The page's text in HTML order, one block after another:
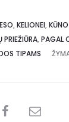
, KELIONEI,
PRIEŽIŪRA, PAGAL
TIPAMS